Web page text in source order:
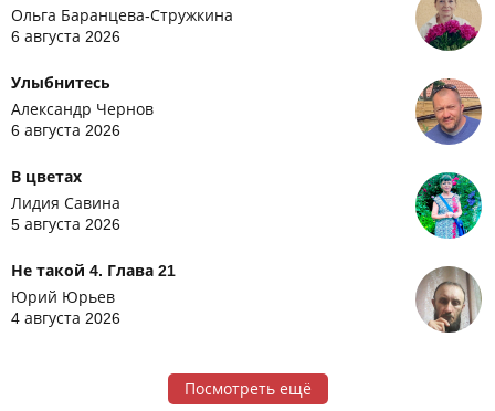
Ольга Баранцева-Стружкина
6 августа 2026
Улыбнитесь
Александр Чернов
6 августа 2026
В цветах
Лидия Савина
5 августа 2026
Не такой 4. Глава 21
Юрий Юрьев
4 августа 2026
Посмотреть ещё